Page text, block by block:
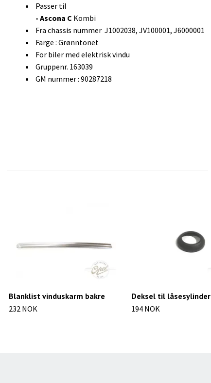
Passer til
- Ascona C Kombi
Fra chassis nummer J1002038, JV100001, J6000001
Farge : Grønntonet
For biler med elektrisk vindu
Gruppenr. 163039
GM nummer : 90287218
Blanklist vinduskarm bakre
232 NOK
Deksel til låsesylinder
194 NOK